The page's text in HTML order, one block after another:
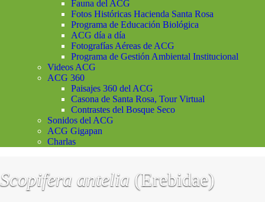
Fauna del ACG
Fotos Históricas Hacienda Santa Rosa
Programa de Educación Biológica
ACG día a día
Fotografías Aéreas de ACG
Programa de Gestión Ambiental Institucional
Videos ACG
ACG 360
Paisajes 360 del ACG
Casona de Santa Rosa, Tour Virtual
Contrastes del Bosque Seco
Sonidos del ACG
ACG Gigapan
Charlas
Scopifera antelia (Erebidae)